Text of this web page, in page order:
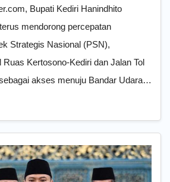
Bupati Kediri Hanindhito
mendorong percepatan
Strategis Nasional (PSN),
Ruas Kertosono-Kediri dan Jalan Tol
akses menuju Bandar Udara…